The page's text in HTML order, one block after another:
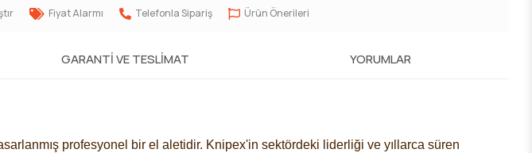
Fiyat Alarmı Telefonla Sipariş Ürün Önerileri
GARANTI VE TESLIMAT YORUMLAR
profesyonel bir el aletidir. Knipex'in sektördeki liderliği ve yıllarca süren